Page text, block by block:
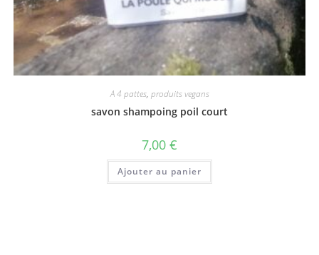
A 4 pattes, produits vegans
savon shampoing poil court
7,00 €
Ajouter au panier